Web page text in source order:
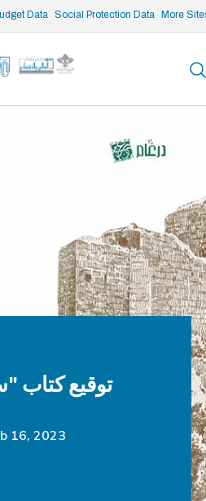
Data Social Protection Data More
16, 2023